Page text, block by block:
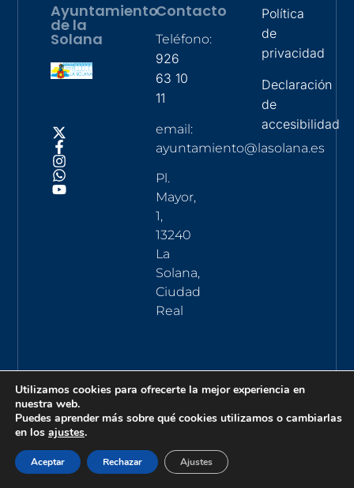
Ayuntamiento
de la
Solana
Contacto
Teléfono:
926
63 10
11
email:
ayuntamiento@lasolana.es
Pl.
Mayor,
1,
13240
La
Solana,
Ciudad
Real
Política
de
privacidad
Declaración
de
accesibilidad
Utilizamos cookies para ofrecerte la mejor experiencia en
nuestra web.
Puedes aprender más sobre qué cookies utilizamos o cambiarlas
en los ajustes.
Aceptar Rechazar Ajustes